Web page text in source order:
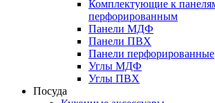
Комплектующие к
перфорированным
Панели МДФ
Панели ПВХ
Панели перфорированные
Углы МДФ
Углы ПВХ
Посуда